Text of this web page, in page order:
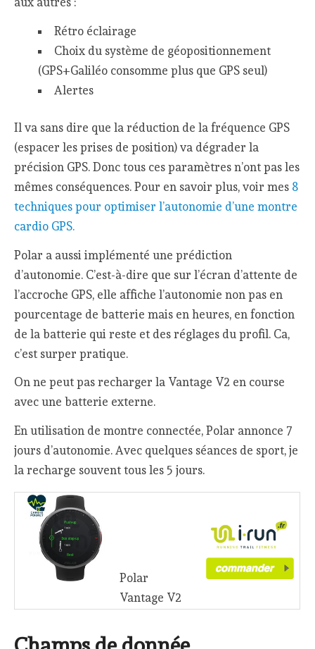
Rétro éclairage
Choix du système de géopositionnement
(GPS+Galiléo consomme plus que GPS seul)
Alertes
Il va sans dire que la réduction de la fréquence GPS
(espacer les prises de position) va dégrader la
précision GPS. Donc tous ces paramètres n’ont pas les
mêmes conséquences. Pour en savoir plus, voir mes 8
techniques pour optimiser l’autonomie d’une montre
cardio GPS.
Polar a aussi implémenté une prédiction
d’autonomie. C’est-à-dire que sur l’écran d’attente de
l’accroche GPS, elle affiche l’autonomie non pas en
pourcentage de batterie mais en heures, en fonction
de la batterie qui reste et des réglages du profil. Ca,
c’est surper pratique.
On ne peut pas recharger la Vantage V2 en course
avec une batterie externe.
En utilisation de montre connectée, Polar annonce 7
jours d’autonomie. Avec quelques séances de sport, je
la recharge souvent tous les 5 jours.
Polar
Vantage V2